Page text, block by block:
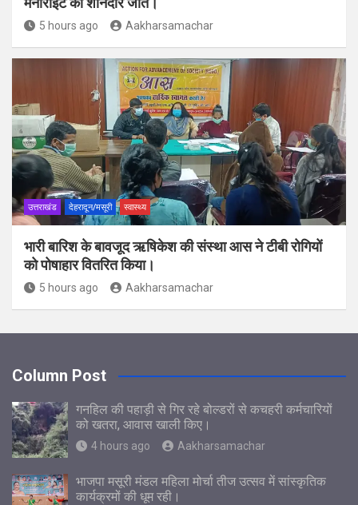
5 hours ago Aakharsamachar
उत्तराखंड देहरादून/मसूरी स्वास्थ्य
भारी बारिश के बावजूद ऋषिकेश की संस्था आस ने टीबी रोगियों
को पोषाहार वितरित किया।
5 hours ago Aakharsamachar
Column Post
गनहिल की पहाड़ी से गिर रहे बोल्डरों से कचहरी कर्मचारियों
को खतरा, आवास खाली किए।
4 hours ago Aakharsamachar
भाजपा मसूरी मंडल महिला मोर्चा तीज उत्सव में सांस्कृतिक
कार्यक्रमों की धूम रही।